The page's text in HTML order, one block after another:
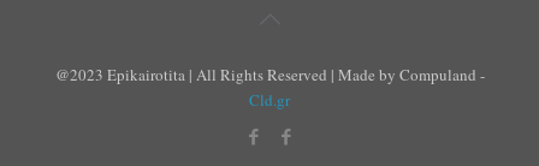
@2023 Epikairotita | All Rights Reserved | Made by Compuland -
Cld.gr